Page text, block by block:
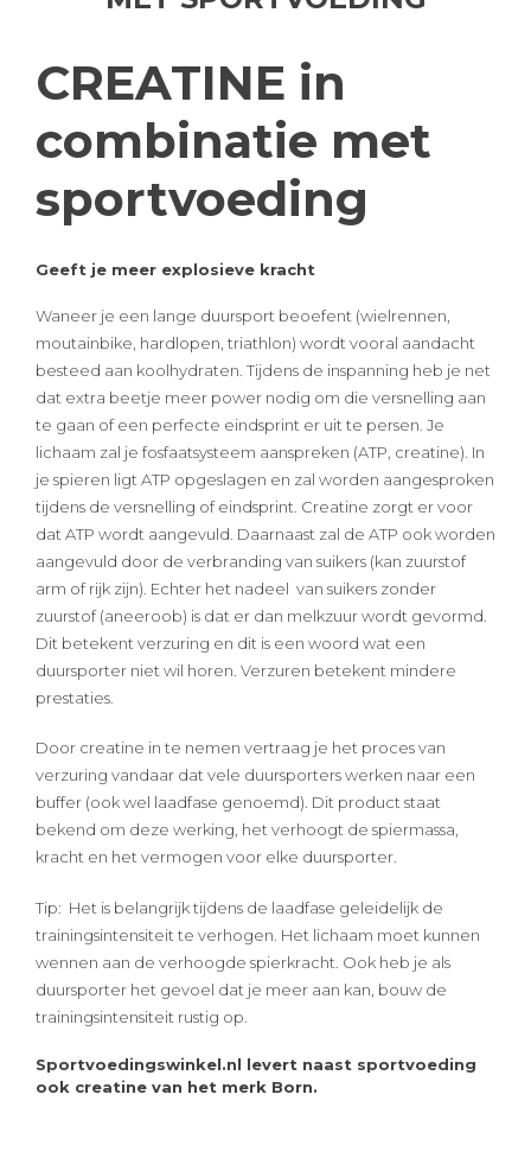
CREATINE in
combinatie met
sportvoeding
Geeft je meer explosieve kracht
Waneer je een lange duursport beoefent (wielrennen,
moutainbike, hardlopen, triathlon) wordt vooral aandacht
besteed aan koolhydraten. Tijdens de inspanning heb je net
dat extra beetje meer power nodig om die versnelling aan
te gaan of een perfecte eindsprint er uit te persen. Je
lichaam zal je fosfaatsysteem aanspreken (ATP, creatine). In
je spieren ligt ATP opgeslagen en zal worden aangesproken
tijdens de versnelling of eindsprint. Creatine zorgt er voor
dat ATP wordt aangevuld. Daarnaast zal de ATP ook worden
aangevuld door de verbranding van suikers (kan zuurstof
arm of rijk zijn). Echter het nadeel van suikers zonder
zuurstof (aneeroob) is dat er dan melkzuur wordt gevormd.
Dit betekent verzuring en dit is een woord wat een
duursporter niet wil horen. Verzuren betekent mindere
prestaties.
Door creatine in te nemen vertraag je het proces van
verzuring vandaar dat vele duursporters werken naar een
buffer (ook wel laadfase genoemd). Dit product staat
bekend om deze werking, het verhoogt de spiermassa,
kracht en het vermogen voor elke duursporter.
Tip: Het is belangrijk tijdens de laadfase geleidelijk de
trainingsintensiteit te verhogen. Het lichaam moet kunnen
wennen aan de verhoogde spierkracht. Ook heb je als
duursporter het gevoel dat je meer aan kan, bouw de
trainingsintensiteit rustig op.
Sportvoedingswinkel.nl levert naast sportvoeding
ook creatine van het merk Born.